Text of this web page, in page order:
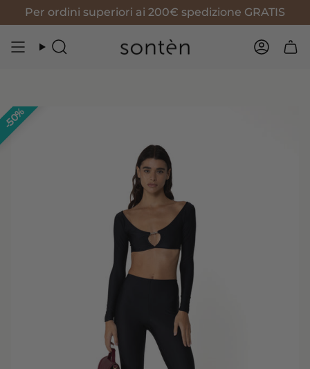
Per ordini superiori ai 200€ spedizione GRATIS
Cerca
50%